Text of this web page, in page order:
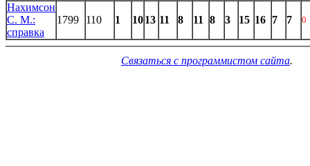
Нахимсон
С. М.:
справка
1799 110 1 1013 11 8 11 8 3 15 16 7 7 0
Связаться с программистом сайта.